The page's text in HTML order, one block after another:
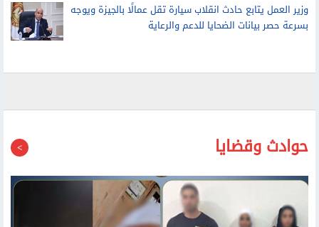
بسرعة حصر بيانات الضحايا للدعم والرعاية
حوادث وقضايا